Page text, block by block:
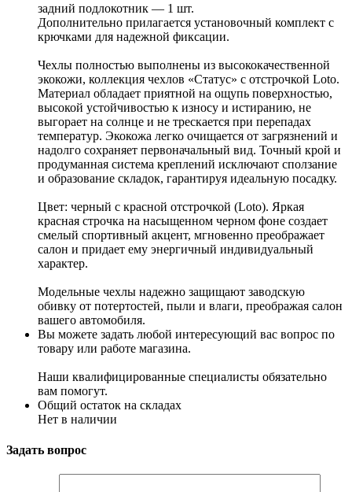
задний подлокотник — 1 шт.
Дополнительно прилагается установочный комплект с
крючками для надежной фиксации.
Чехлы полностью выполнены из высококачественной
экокожи, коллекция чехлов «Статус» с отстрочкой Loto.
Материал обладает приятной на ощупь поверхностью,
высокой устойчивостью к износу и истиранию, не
выгорает на солнце и не трескается при перепадах
температур. Экокожа легко очищается от загрязнений и
надолго сохраняет первоначальный вид. Точный крой и
продуманная система креплений исключают сползание
и образование складок, гарантируя идеальную посадку.
Цвет: черный с красной отстрочкой (Loto). Яркая
красная строчка на насыщенном черном фоне создает
смелый спортивный акцент, мгновенно преображает
салон и придает ему энергичный индивидуальный
характер.
Модельные чехлы надежно защищают заводскую
обивку от потертостей, пыли и влаги, преображая салон
вашего автомобиля.
Вы можете задать любой интересующий вас вопрос по
товару или работе магазина.
Наши квалифицированные специалисты обязательно
вам помогут.
Общий остаток на складах
Нет в наличии
Задать вопрос